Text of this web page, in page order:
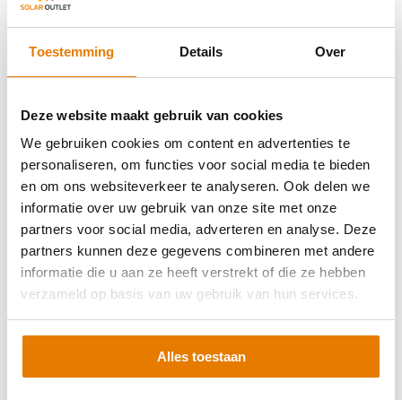
Toestemming Details Over
Deze website maakt gebruik van cookies
We gebruiken cookies om content en advertenties te
personaliseren, om functies voor social media te bieden
en om ons websiteverkeer te analyseren. Ook delen we
informatie over uw gebruik van onze site met onze
partners voor social media, adverteren en analyse. Deze
partners kunnen deze gegevens combineren met andere
informatie die u aan ze heeft verstrekt of die ze hebben
verzameld op basis van uw gebruik van hun services.
Alles toestaan
Voor huishoudens met zonnepanelen is vooral de
Pluspopulair. Deze slimme Wallbox is compact, krachtig en geschikt
voor zowel 1-fase als 3-fase aansluitingen. Zoek je een
Wallbox 1
meer vermogen benutten.
Wallbox laadpalen voor thuis en zakelijk gebruik
Wallbox laadpalen zijn geschikt voor uiteenlopende toepassingen.
Voor particulieren zijn er oplossingen binnen laadpalen voor thuis,
inclusief varianten metload balancing . Bedrijven kunnen terecht
binnenzakelijke laadpalen voor parkeerplaatsen, kantoren of VvE’s.
voor toegangsbeheer. Dit maakt het mogelijk om gebruikers te
registreren of laadkosten door te berekenen. In combinatie met
accessoires zoalsType 2 laadkabelsstel je eenvoudig een